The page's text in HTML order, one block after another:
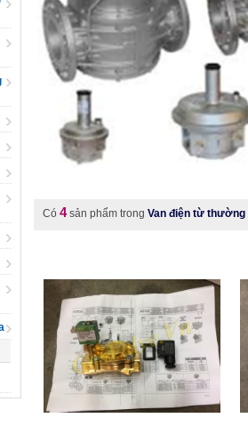
Có 4 sản phẩm trong Van điện từ